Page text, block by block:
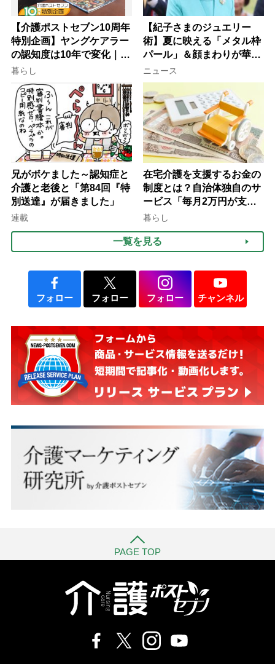
【介護ポストセブン10周年
特別企画】ヤングケアラー
の認知度は10年で変化｜流
行語大賞にノミネート、法
律にも明記されたが果たし
て現在は？
暮らし
【紀子さまのジュエリー
術】夏に映える「メタル枠
パール」＆顔まわりが華や
ぐ「揺れる一粒」の使い分
け方
ニュース
兄がボケました～認知症と
介護と老後と「第84回『特
別送達』が届きました」
連載
在宅介護を支援するお金の
制度とは？自治体独自のサ
ービス「毎月2万円が支給
される」ケースも【FP解
暮らし
一覧を見る
フォロー フォロー フォロー チャンネル
PAGE TOP